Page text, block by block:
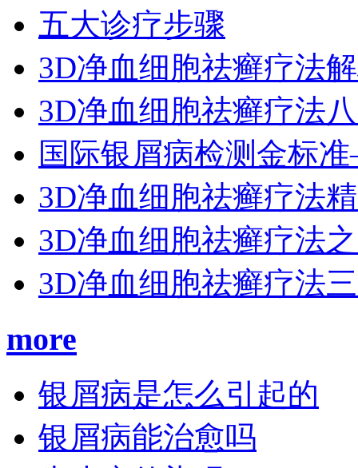
五大诊疗步骤
3D净血细胞祛癣疗法
3D净血细胞祛癣疗法
国际银屑病检测金标
3D净血细胞祛癣疗法
3D净血细胞祛癣疗法
3D净血细胞祛癣疗法
more
银屑病是怎么引起的
银屑病能治愈吗